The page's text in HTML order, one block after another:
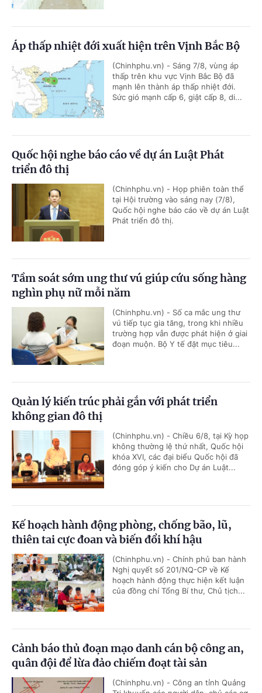
Áp thấp nhiệt đới xuất hiện trên Vịnh Bắc Bộ
(Chinhphu.vn) - Sáng 7/8, vùng áp
thấp trên khu vực Vịnh Bắc Bộ đã
mạnh lên thành áp thấp nhiệt đới.
Sức gió mạnh cấp 6, giật cấp 8, di...
Quốc hội nghe báo cáo về dự án Luật Phát
triển đô thị
(Chinhphu.vn) - Họp phiên toàn thể
tại Hội trường vào sáng nay (7/8),
Quốc hội nghe báo cáo về dự án Luật
Phát triển đô thị.
Tầm soát sớm ung thư vú giúp cứu sống hàng
nghìn phụ nữ mỗi năm
(Chinhphu.vn) - Số ca mắc ung thư
vú tiếp tục gia tăng, trong khi nhiều
trường hợp vẫn được phát hiện ở giai
đoạn muộn. Bộ Y tế đặt mục tiêu...
Quản lý kiến trúc phải gắn với phát triển
không gian đô thị
(Chinhphu.vn) - Chiều 6/8, tại Kỳ họp
không thường lệ thứ nhất, Quốc hội
khóa XVI, các đại biểu Quốc hội đã
đóng góp ý kiến cho Dự án Luật...
Kế hoạch hành động phòng, chống bão, lũ,
thiên tai cực đoan và biến đổi khí hậu
(Chinhphu.vn) - Chính phủ ban hành
Nghị quyết số 201/NQ-CP về Kế
hoạch hành động thực hiện kết luận
của đồng chí Tổng Bí thư, Chủ tịch...
Cảnh báo thủ đoạn mạo danh cán bộ công an,
quân đội để lừa đảo chiếm đoạt tài sản
(Chinhphu.vn) - Công an tỉnh Quảng